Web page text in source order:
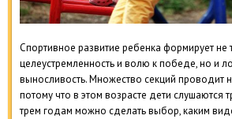
Спортивное развитие ребенка формирует не
целеустремленность и волю к победе, но и
выносливость. Множество секций проводит
потому что в этом возрасте дети слушаются
трем годам можно сделать выбор, каким